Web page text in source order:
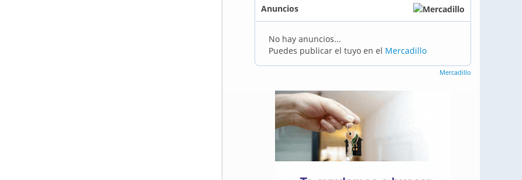
Anuncios
No hay anuncios...
Puedes publicar el tuyo en el Mercadillo
Mercadillo